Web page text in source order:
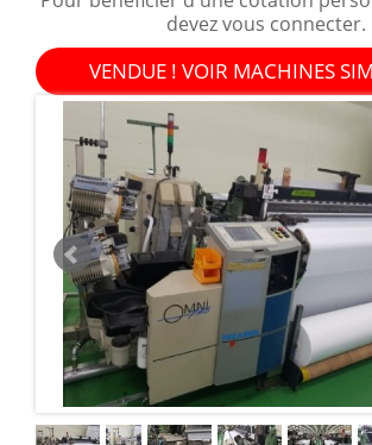
devez vous connecter.
VENDUE ! VOIR MACHINES